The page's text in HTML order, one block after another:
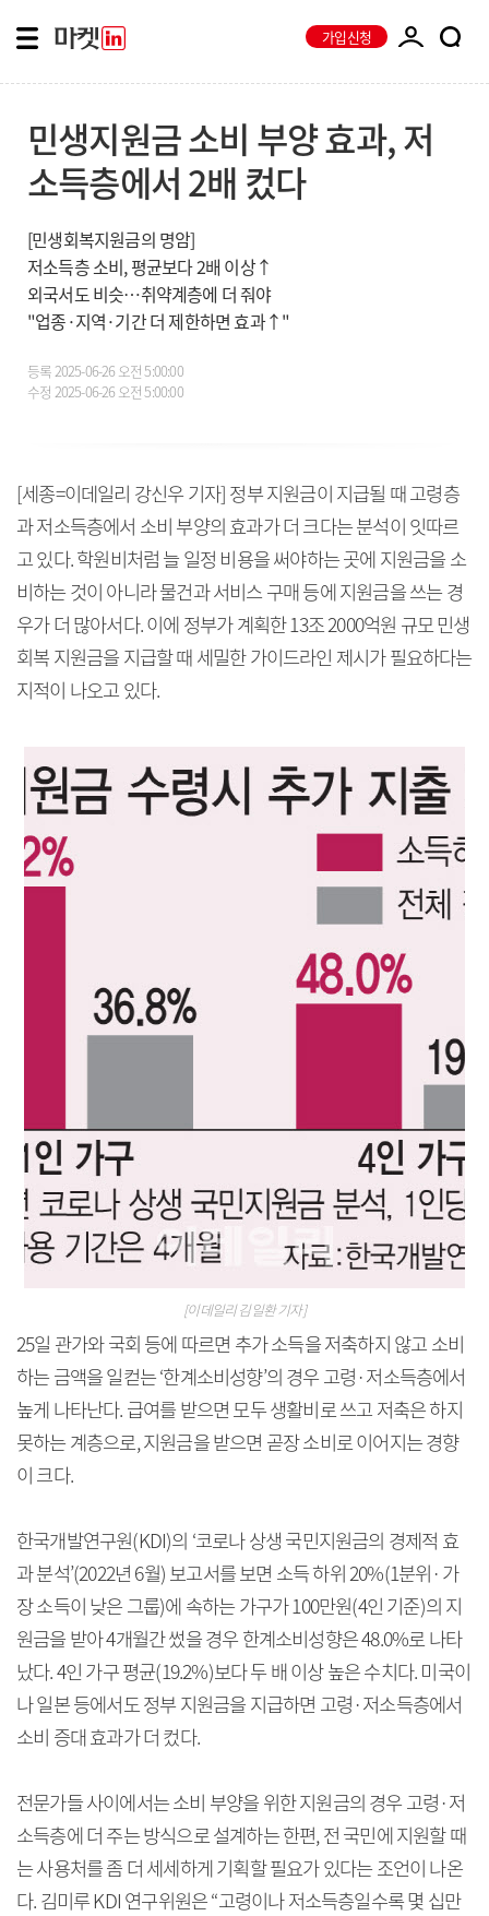
가입신청
민생지원금 소비 부양 효과, 저
소득층에서 2배 컸다
[민생회복지원금의 명암]
저소득층 소비, 평균보다 2배 이상↑
외국서도 비슷…취약계층에 더 줘야
"업종·지역·기간 더 제한하면 효과↑"
등록2025-06-26 오전 5:00:00
수정 2025-06-26 오전 5:00:00
[세종=이데일리 강신우 기자] 정부 지원금이 지급될 때 고령층
과 저소득층에서 소비 부양의 효과가 더 크다는 분석이 잇따르
고 있다. 학원비처럼 늘 일정 비용을 써야하는 곳에 지원금을 소
비하는 것이 아니라 물건과 서비스 구매 등에 지원금을 쓰는 경
우가 더 많아서다. 이에 정부가 계획한 13조 2000억원 규모 민생
회복 지원금을 지급할 때 세밀한 가이드라인 제시가 필요하다는
지적이 나오고 있다.
[이데일리 김일환 기자]
25일 관가와 국회 등에 따르면 추가 소득을 저축하지 않고 소비
하는 금액을 일컫는 ‘한계소비성향’의 경우 고령·저소득층에서
높게 나타난다. 급여를 받으면 모두 생활비로 쓰고 저축은 하지
못하는 계층으로, 지원금을 받으면 곧장 소비로 이어지는 경향
이 크다.
한국개발연구원(KDI)의 ‘코로나 상생 국민지원금의 경제적 효
과 분석’(2022년 6월) 보고서를 보면 소득 하위 20%(1분위·가
장 소득이 낮은 그룹)에 속하는 가구가 100만원(4인 기준)의 지
원금을 받아 4개월간 썼을 경우 한계소비성향은 48.0%로 나타
났다. 4인 가구 평균(19.2%)보다 두 배 이상 높은 수치다. 미국이
나 일본 등에서도 정부 지원금을 지급하면 고령·저소득층에서
소비 증대 효과가 더 컸다.
전문가들 사이에서는 소비 부양을 위한 지원금의 경우 고령·저
소득층에 더 주는 방식으로 설계하는 한편, 전 국민에 지원할 때
는 사용처를 좀 더 세세하게 기획할 필요가 있다는 조언이 나온
다. 김미루 KDI 연구위원은 “고령이나 저소득층일수록 몇 십만